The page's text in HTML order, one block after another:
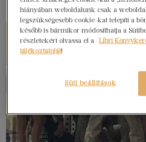
hiányában weboldalunk csak a
legszükségesebb cookie-kat telepíti a
később is bármikor módosíthatja a
részletekért olvassa el a
Libri
tájékoztatóját!
Süti beállítások